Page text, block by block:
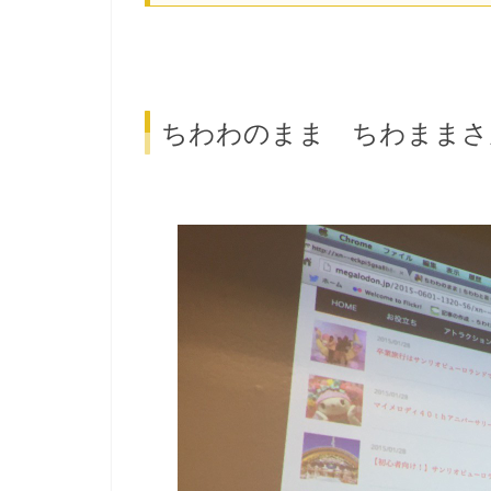
ちわわのまま ちわまま